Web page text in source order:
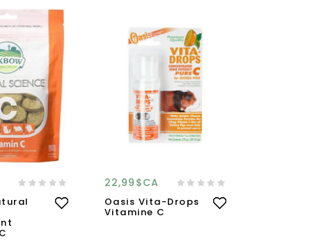
22,99$CA
Oasis Vita-Drops
Vitamine C